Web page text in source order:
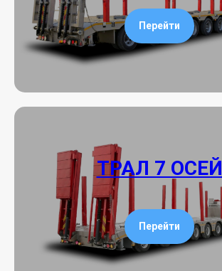
Перейти
ТРАЛ 7 ОСЕЙ
Перейти